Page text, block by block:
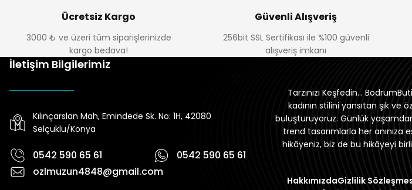
Ücretsiz Kargo
3000 ₺ ve üzeri tüm siparişlerinizde
kargo bedava!
Güvenli Alışveriş
256bit SSL Sertifikası ile %100 güvenli
alışveriş imkanı
İletişim Bilgilerimiz
Kılınçarslan Mah, Emindede Sk. No: 1H, 42080
Selçuklu/Konya
0542 590 65 61
0542 590 65 61
ozlmuzun4848@gmail.com
Tarzınızı Keşfedin...
kadının stilini yansıtan şık ve
buluşturuyoruz. Günlük
trend tasarımlarla her anınıza
hikâyeniz, biz de bu hikâyeyi
HakkımızdaGizlilik